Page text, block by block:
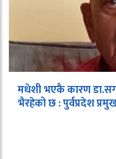
मधेशी भएकै कारण
भैरहेको छ : पुर्वप्रदेश